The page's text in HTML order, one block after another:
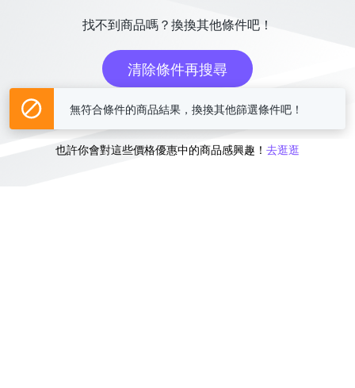
找不到商品嗎？換換其他條件吧！
清除條件再搜尋
或
也許你會對這些價格優惠中的商品感興趣！ 去逛逛
無符合條件的商品結果，換換其他篩選條件吧！